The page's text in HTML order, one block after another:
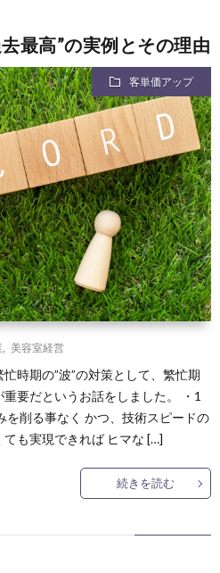
最高”の実例とその理由
客単価アップ
美容室経営
時期の”波”の対策として、繁忙期
要だというお話をしました。 ・1
を削る事なく かつ、技術スピードの
も実現できれば ヒマな […]
続きを読む